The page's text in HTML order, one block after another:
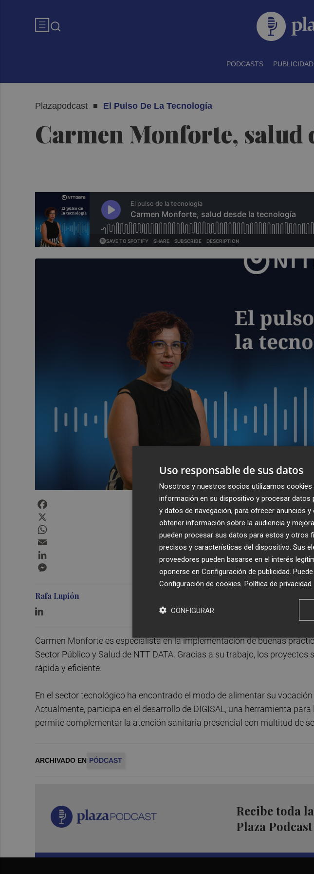
PODCASTS PUBLICIDAD
Plazapodcast El Pulso De La Tecnología
Carmen Monforte, salud
Rafa Lupión
Carmen Monforte es especialista en la implementación de buenas
Sector Público y Salud de NTT DATA. Gracias a su trabajo, los
rápida y eficiente.
En el sector tecnológico ha encontrado el modo de alimentar su
Actualmente, participa en el desarrollo de DIGISAL, una herramienta
permite complementar la atención sanitaria presencial con multitud de
ARCHIVADO EN PÓDCAST
Recibe toda
Plaza
Uso responsable de sus datos
Nosotros y nuestros socios utilizamos cookies
información en su dispositivo y procesar datos
y datos de navegación, para ofrecer anuncios
obtener información sobre la audiencia y
pueden procesar sus datos para estos y otros
precisos y características del dispositivo. Sus
proveedores pueden basarse en el interés
oponerse en Configuración de publicidad .
Configuración de cookies Política de privacidad
CONFIGURAR